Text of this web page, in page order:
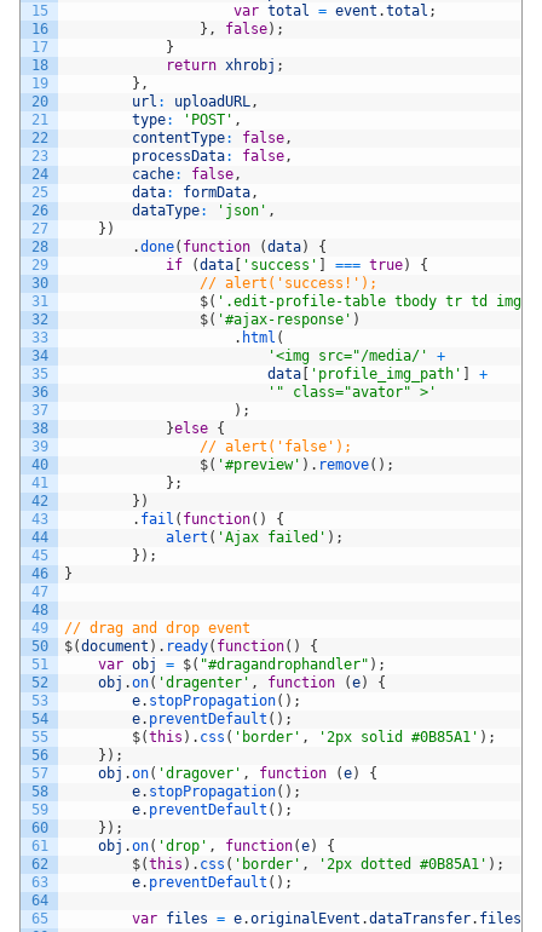
15
16
17
18
19
20
21
22
23
24
25
26
27
28
29
30
31
32
33
34
35
36
37
38
39
40
41
42
43
44
45
46
47
48
49
50
51
52
53
54
55
56
57
58
59
60
61
62
63
64
65
var total = event .total ;
} , false) ;
}
return xhrobj ;
} ,
url : uploadURL,
type: 'POST' ,
contentType: false,
processData: false,
cache: false,
data: formData,
dataType: 'json' ,
} )
.done( function (data)
{
if
(data 'success' === true)
{
// alert('success!');
$( '.edit-profile-table tbody tr td img'
$( '#ajax-response' )
. html (
'<img src="/media/'
+
data
'profile_img_path'
+
'" class="avator" >'
) ;
}else {
// alert('false');
$( '#preview' ) . remove( ) ;
} ;
} )
. fail ( function( )
{
alert ( 'Ajax failed' ) ;
} ) ;
}
// drag and drop event
$(document ) . ready( function( )
{
var obj = $( "#dragandrophandler" ) ;
obj .on( 'dragenter' , function (e)
{
e. stopPropagation( ) ;
e. preventDefault ( ) ;
$(this ) . css ( 'border' , '2px solid #0B85A1' ) ;
} ) ;
obj .on( 'dragover' , function (e)
{
e. stopPropagation( ) ;
e. preventDefault ( ) ;
} ) ;
obj .on( 'drop' , function(e)
{
$(this ) . css ( 'border' , '2px dotted #0B85A1' ) ;
e. preventDefault ( ) ;
var files = e.originalEvent .dataTransfer. files